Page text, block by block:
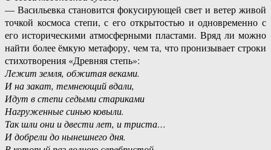
— Васильевка становится фокусирующей свет и ветер живой
точкой космоса степи, с его открытостью и одновременно с
его историческими атмосферными пластами. Вряд ли можно
найти более ёмкую метафору, чем та, что пронизывает строки
стихотворения «Древняя степь»:
Лежит земля, обжитая веками.
И на закат, темнеющий вдали,
Идут в степи седыми стариками
Нагруженные синью ковыли.
Так шли они и двести лет, и триста…
И добрели до нынешнего дня.